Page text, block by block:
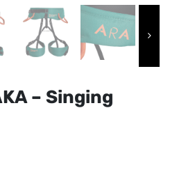
– Singing